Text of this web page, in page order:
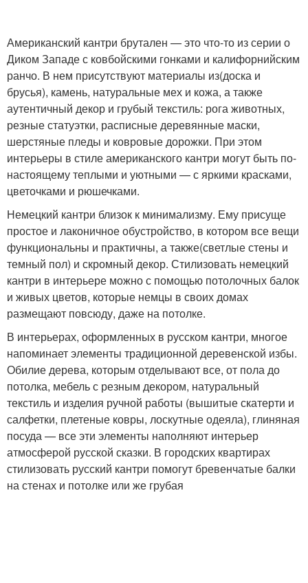
Американский кантри брутален — это что-то из серии о
Диком Западе с ковбойскими гонками и калифорнийским
ранчо. В нем присутствуют материалы из(доска и
брусья), камень, натуральные мех и кожа, а также
аутентичный декор и грубый текстиль: рога животных,
резные статуэтки, расписные деревянные маски,
шерстяные пледы и ковровые дорожки. При этом
интерьеры в стиле американского кантри могут быть по-
настоящему теплыми и уютными — с яркими красками,
цветочками и рюшечками.
Немецкий кантри близок к минимализму. Ему присуще
простое и лаконичное обустройство, в котором все вещи
функциональны и практичны, а также(светлые стены и
темный пол) и скромный декор. Стилизовать немецкий
кантри в интерьере можно с помощью потолочных балок
и живых цветов, которые немцы в своих домах
размещают повсюду, даже на потолке.
В интерьерах, оформленных в русском кантри, многое
напоминает элементы традиционной деревенской избы.
Обилие дерева, которым отделывают все, от пола до
потолка, мебель с резным декором, натуральный
текстиль и изделия ручной работы (вышитые скатерти и
салфетки, плетеные ковры, лоскутные одеяла), глиняная
посуда — все эти элементы наполняют интерьер
атмосферой русской сказки. В городских квартирах
стилизовать русский кантри помогут бревенчатые балки
на стенах и потолке или же грубая